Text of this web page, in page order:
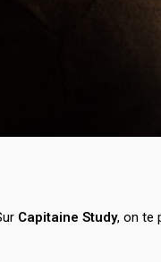
Capitaine Study, on te